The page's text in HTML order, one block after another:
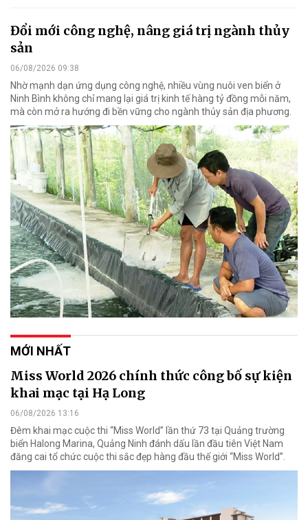
Đổi mới công nghệ, nâng giá trị ngành thủy
sản
06/08/2026 09:38
Nhờ mạnh dạn ứng dụng công nghệ, nhiều vùng nuôi ven biển ở
Ninh Bình không chỉ mang lại giá trị kinh tế hàng tỷ đồng mỗi năm,
mà còn mở ra hướng đi bền vững cho ngành thủy sản địa phương.
MỚI NHẤT
Miss World 2026 chính thức công bố sự kiện
khai mạc tại Hạ Long
06/08/2026 13:16
Đêm khai mạc cuộc thi “Miss World” lần thứ 73 tại Quảng trường
biển Halong Marina, Quảng Ninh đánh dấu lần đầu tiên Việt Nam
đăng cai tổ chức cuộc thi sắc đẹp hàng đầu thế giới “Miss World”.